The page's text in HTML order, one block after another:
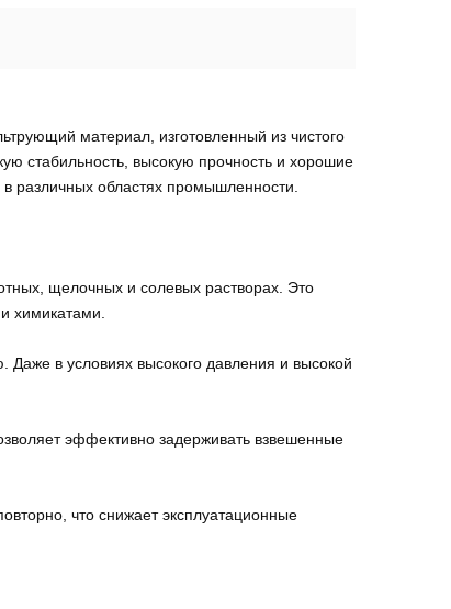
материал, изготовленный из чистого
стабильность, высокую прочность и хорошие
различных областях промышленности.
щелочных и солевых растворах. Это
химикатами.
в условиях высокого давления и высокой
эффективно задерживать взвешенные
что снижает эксплуатационные